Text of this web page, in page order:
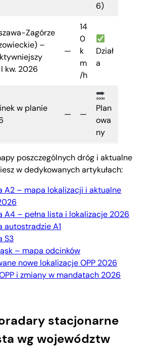
6)
Zagórze
–
I kw. 2026
—
14
0
k
m
/h
Dział
a
w planie
— —
Plan
owa
ny
poszczególnych dróg i aktualne
w dedykowanych artykułach:
A2 – mapa lokalizacji i aktualne
A4 – pełna lista i lokalizacje 2026
autostradzie A1
S3
– mapa odcinków
nowe lokalizacje OPP 2026
i zmiany w mandatach 2026
stacjonarne
wg województw